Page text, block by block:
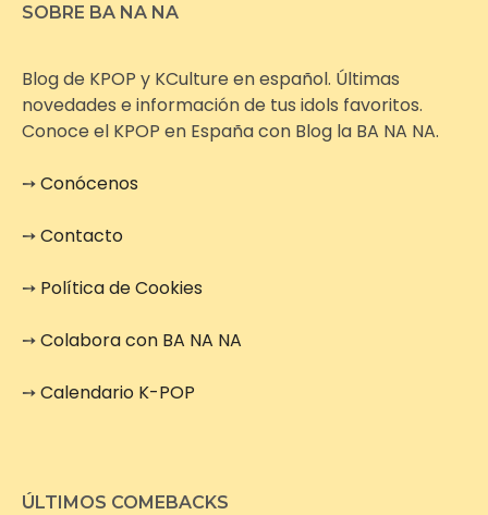
SOBRE BA NA NA
Blog de KPOP y KCulture en español. Últimas
novedades e información de tus idols favoritos.
Conoce el KPOP en España con Blog la BA NA NA.
➙Conócenos
➙Contacto
➙ Política de Cookies
➙Colabora con BA NA NA
➙Calendario K-POP
ÚLTIMOS COMEBACKS